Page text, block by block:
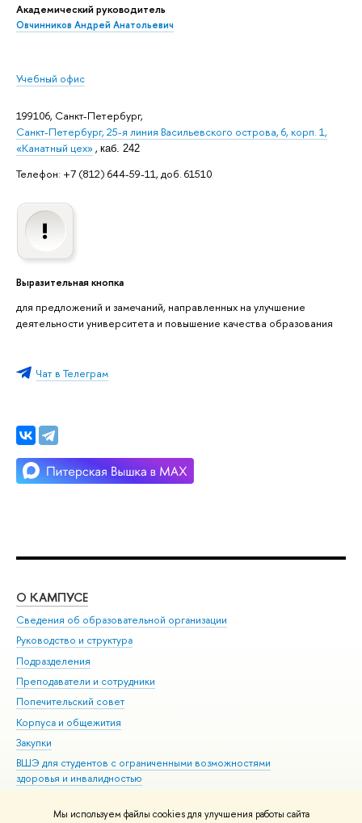
Мы используем файлы cookies для улучшения работы сайта
Академический руководитель
Овчинников Андрей Анатольевич
Учебный офис
199106, Санкт-Петербург,
Санкт-Петербург, 25-я линия Васильевского острова, 6, корп. 1,
«Канатный цех», каб. 242
Телефон: +7 (812) 644-59-11, доб. 61510
Выразительная кнопка
для предложений и замечаний, направленных на улучшение
деятельности университета и повышение качества образования
Чат в Телеграм
О КАМПУСЕ
Сведения об образовательной организации
Руководство и структура
Подразделения
Преподаватели и сотрудники
Попечительский совет
Корпуса и общежития
Закупки
ВШЭ для студентов с ограниченными возможностями
здоровья и инвалидностью
Единая платежная страница